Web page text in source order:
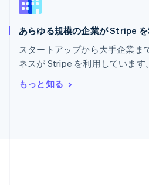
あらゆる規模の企業が Stripe
スタートアップから大手企業ま
ネスが Stripe を利用しています。
もっと知る
ラトビア
リトアニア
リヒテンシュタイン
DeutschEnglish
ルーマニア
English